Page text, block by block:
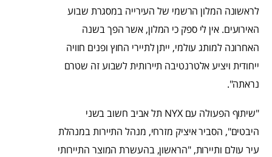
לראשונה המלון הרשמי של העירייה במסגרת שבוע
האירועים. אין לי ספק כי המלון, אשר הפך בשנה
האחרונה למותג עולמי, ייתן לתיירי החוץ ופנים חוויה
ייחודית ויציע אלטרנטיבה תיירותית לשבוע זה שטרם
נראתה".
"שיתוף הפעולה עם NYX תל אביב חשוב בשני
היבטים", הסביר איציק מזרחי, מנהל התיירות במנהלת
עיר עולם ותיירות, "הראשון, בהעשרת המוצר התיירותי